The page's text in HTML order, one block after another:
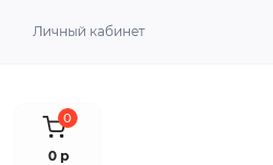
Личный кабинет
0
0 р